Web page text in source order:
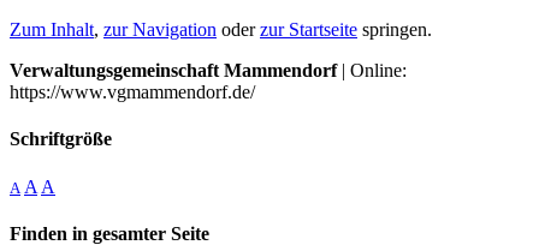
Zum Inhalt, zur Navigation oderzur Startseite springen.
Verwaltungsgemeinschaft Mammendorf| Online:
https://www.vgmammendorf.de/
Schriftgröße
A A A
Finden in gesamter Seite